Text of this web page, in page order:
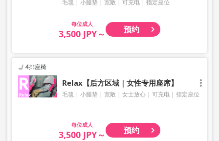
毛毯 小腿垫 宽敞 可充电 指定座位
成人
3,500 JPY～ 预约
4排座椅
Relax【后方区域｜女性专用座席】
毛毯 小腿垫 宽敞 女士放心 可充电 指定座位
成人
3,500 JPY～ 预约